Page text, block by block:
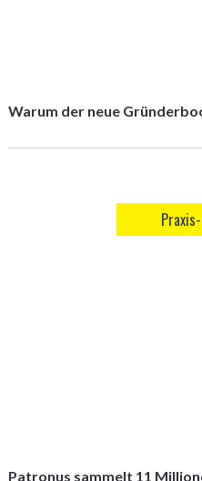
Warum der neue
Patronus sammelt 11